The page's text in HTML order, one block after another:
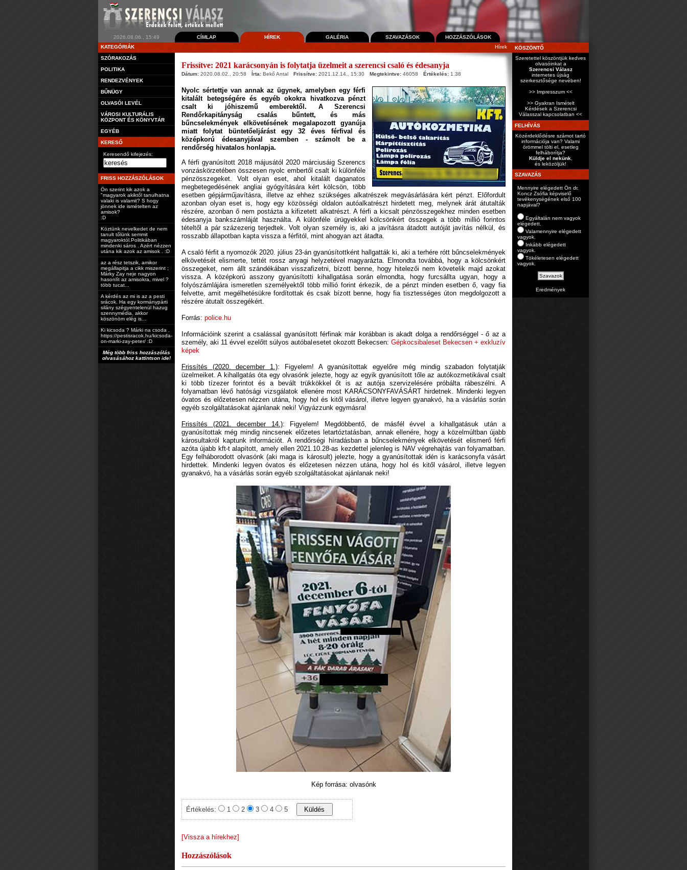
2026.08.06., 15:49 CÍMLAP HÍREK GALÉRIA SZAVAZÁSOK
HOZZÁSZÓLÁSOK
KATEGÓRIÁK
SZÓRAKOZÁS
POLITIKA
RENDEZVÉNYEK
BŰNÜGY
OLVASÓI LEVÉL
VÁROSI KULTURÁLIS
KÖZPONT ÉS KÖNYVTÁR
EGYÉB
KERESŐ
Keresendő kifejezés:
FRISS HOZZÁSZÓLÁSOK
Ön szerint kik azok a
"magyarok akiktől tanulhatna
valaki is valamit? S hogy
jönnek ide ismételten az
amisok?
:D
Köztünk nevelkedet de nem
tanult tőlünk semmit
magyaroktól.Politikában
mindenki sáros . Azért nézzen
utána kik azok az amisok . :D
az a rész tetszik, amikor
megállapitja a cikk miszerint ;
Márky Zay neje nagyon
hasonlít az amisokra, mivel ?
több tucat...
A kérdés az mi is az a pesti
srácok. Ha egy kormánypárti
silány szégyentelenül hazug
szennymédia, akkor
köszönöm elég is...
Ki kicsoda ? Márki na csoda .
https://pestisracok.hu/kicsoda-
on-marki-zay-peter/ :D
Még több friss hozzászólás
olvasásához kattintson ide!
KÖSZÖNTŐ
Szeretettel köszöntjük kedves
olvasóinkat a
Szerencsi Válasz
internetes újság
szerkesztősége nevében!
>> Impresszum <<
>> Gyakran Ismételt
Kérdések a Szerencsi
Válasszal kapcsolatban <<
FELHÍVÁS
Közérdeklődésre számot tartó
információja van? Valami
örömmel tölti el, esetleg
felháborítja?
Küldje el nekünk,
és leközöljük!
SZAVAZÁS
Mennyire elégedett Ön dr.
Koncz Zsófia képviselő
tevékenységének első 100
napjával?
Egyáltalán nem vagyok
elégedett.
Valamennyire elégedett
vagyok.
Inkább elégedett
vagyok.
Tökéletesen elégedett
vagyok.
Eredmények
Hírek
Frissítve: 2021 karácsonyán is folytatja üzelmeit a szerencsi csaló és édesanyja
Dátum: 2020.08.02., 20:58 Írta: Bekő Antal Frissítve: 2021.12.14., 15:30 Megtekintve: 46058 Értékelés: 1.38
Nyolc sértettje van annak az ügynek, amelyben egy férfi
kitalált betegségére és egyéb okokra hivatkozva pénzt
csalt ki jóhiszemű emberektől. A Szerencsi
Rendőrkapitányság csalás bűntett, és más
bűncselekmények elkövetésének megalapozott gyanúja
miatt folytat büntetőeljárást egy 32 éves férfival és
középkorú édesanyjával szemben - számolt be a
rendőrség hivatalos honlapja.
A férfi gyanúsított 2018 májusától 2020 márciusáig Szerencs
vonzáskörzetében összesen nyolc embertől csalt ki különféle
pénzösszegeket. Volt olyan eset, ahol kitalált daganatos
megbetegedésének angliai gyógyítására kért kölcsön, több
esetben gépjárműjavításra, illetve az ehhez szükséges alkatrészek megvásárlására kért pénzt. Előfordult
azonban olyan eset is, hogy egy közösségi oldalon autóalkatrészt hirdetett meg, melynek árát átutalták
részére, azonban ő nem postázta a kifizetett alkatrészt. A férfi a kicsalt pénzösszegekhez minden esetben
édesanyja bankszámláját használta. A különféle ürügyekkel kölcsönkért összegek a több millió forintos
tételtől a pár százezerig terjedtek. Volt olyan személy is, aki a javításra átadott autóját javítás nélkül, és
rosszabb állapotban kapta vissza a férfitól, mint ahogyan azt átadta.
A csaló férfit a nyomozók 2020. július 23-án gyanúsítottként hallgatták ki, aki a terhére rótt bűncselekmények
elkövetését elismerte, tettét rossz anyagi helyzetével magyarázta. Elmondta továbbá, hogy a kölcsönkért
összegeket, nem állt szándékában visszafizetni, bízott benne, hogy hitelezői nem követelik majd azokat
vissza. A középkorú asszony gyanúsítotti kihallgatása során elmondta, hogy furcsállta ugyan, hogy a
folyószámlájára ismeretlen személyektől több millió forint érkezik, de a pénzt minden esetben ő, vagy fia
felvette, amit megélhetésükre fordítottak és csak bízott benne, hogy fia tisztességes úton megdolgozott a
részére átutalt összegékért.
Forrás: police.hu
Információink szerint a csalással gyanúsított férfinak már korábban is akadt dolga a rendőrséggel - ő az a
személy, aki 11 évvel ezelőtt súlyos autóbalesetet okozott Bekecsen: Gépkocsibaleset Bekecsen + exkluzív
képek
Frissítés (2020. december 1.): Figyelem! A gyanúsítottak egyelőre még mindig szabadon folytatják
üzelmeiket. A kihallgatás óta egy olvasónk jelezte, hogy az egyik gyanúsított tőle az autókozmetikával csalt
ki több tízezer forintot és a bevált trükkökkel őt is az autója szervizelésére próbálta rábeszélni. A
folyamatban lévő hatósági vizsgálatok ellenére most KARÁCSONYFAVÁSÁRT hirdetnek. Mindenki legyen
óvatos és előzetesen nézzen utána, hogy hol és kitől vásárol, illetve legyen gyanakvó, ha a vásárlás során
egyéb szolgáltatásokat ajánlanak neki! Vigyázzunk egymásra!
Frissítés (2021. december 14.): Figyelem! Megdöbbentő, de másfél évvel a kihallgatásuk után a
gyanúsítottak még mindig nincsenek előzetes letartóztatásban, annak ellenére, hogy a közelmúltban újabb
károsultakról kaptunk információt. A rendőrségi híradásban a bűncselekmények elkövetését elismerő férfi
azóta újabb kft-t alapított, amely ellen 2021.10.28-as kezdettel jelenleg is NAV végrehajtás van folyamatban.
Egy felháborodott olvasónk (aki maga is károsult) jelezte, hogy a gyanúsítottak idén is karácsonyfa vásárt
hirdettek. Mindenki legyen óvatos és előzetesen nézzen utána, hogy hol és kitől vásárol, illetve legyen
gyanakvó, ha a vásárlás során egyéb szolgáltatásokat ajánlanak neki!
Kép forrása: olvasónk
Értékelés: 1 2 3 4 5
[Vissza a hírekhez]
Hozzászólások